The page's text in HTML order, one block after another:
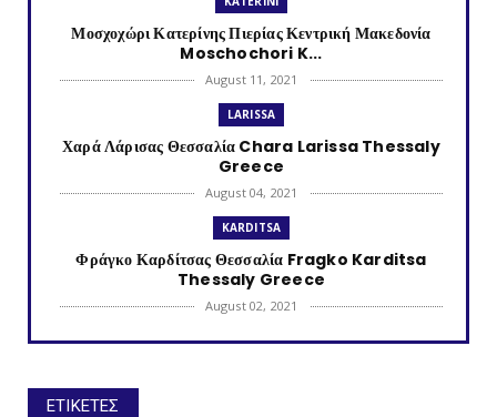
Μοσχοχώρι Κατερίνης Πιερίας Κεντρική Μακεδονία
Moschochori K...
August 11, 2021
LARISSA
Χαρά Λάρισας Θεσσαλία Chara Larissa Thessaly
Greece
August 04, 2021
KARDITSA
Φράγκο Καρδίτσας Θεσσαλία Fragko Karditsa
Thessaly Greece
August 02, 2021
KATERINI
ΕΤΙΚΕΤΕΣ